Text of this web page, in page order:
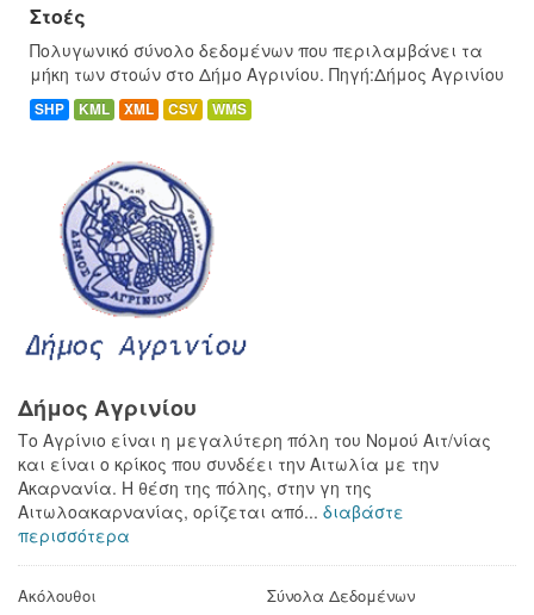
Στοές
Πολυγωνικό σύνολο δεδομένων που περιλαμβάνει τα
μήκη των στοών στο Δήμο Αγρινίου. Πηγή:Δήμος Αγρινίου
SHP KML XML CSV WMS
Δήμος Αγρινίου
Το Αγρίνιο είναι η μεγαλύτερη πόλη του Νομού Αιτ/νίας
και είναι ο κρίκος που συνδέει την Αιτωλία με την
Ακαρνανία. Η θέση της πόλης, στην γη της
Αιτωλοακαρνανίας, ορίζεται από... διαβάστε
περισσότερα
Ακόλουθοι Σύνολα Δεδομένων